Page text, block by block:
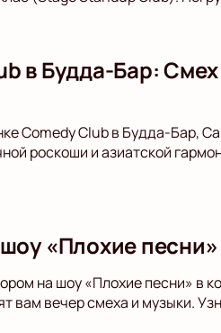
в Будда-Бар:
Comedy Club в Будда-Бар,
роскоши и азиатской
«Плохие
на шоу «Плохие песни» в
вам вечер смеха и музыки.